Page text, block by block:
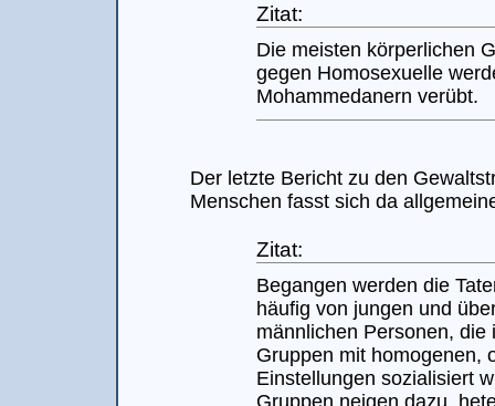
Zitat:
Die meisten körperlichen
gegen Homosexuelle
Mohammedanern verübt.
Der letzte Bericht zu den
Menschen fasst sich da
Zitat:
Begangen werden die
häufig von jungen und
männlichen Personen, die
Gruppen mit homogenen,
Einstellungen sozialisiert
Gruppen neigen dazu,